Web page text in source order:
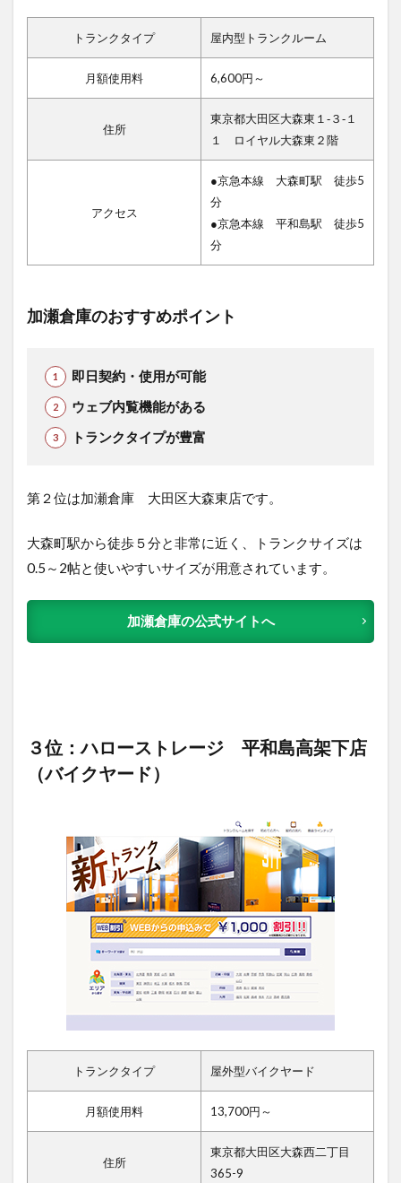
トランクタイプ 屋内型トランクルーム
月額使用料 6,600円～
住所
東京都大田区大森東１‐３‐１
１ ロイヤル大森東２階
アクセス
●京急本線 大森町駅 徒歩5
分
●京急本線 平和島駅 徒歩5
分
加瀬倉庫のおすすめポイント
即日契約・使用が可能
ウェブ内覧機能がある
トランクタイプが豊富
第２位は加瀬倉庫 大田区大森東店です。
大森町駅から徒歩５分と非常に近く、トランクサイズは
0.5～2帖と使いやすいサイズが用意されています。
加瀬倉庫の公式サイトへ
３位：ハローストレージ 平和島高架下店
（バイクヤード）
トランクタイプ 屋外型バイクヤード
月額使用料 13,700円～
住所
東京都大田区大森西二丁目
365-9